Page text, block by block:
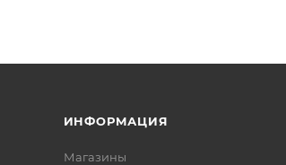
ИНФОРМАЦИЯ
Магазины